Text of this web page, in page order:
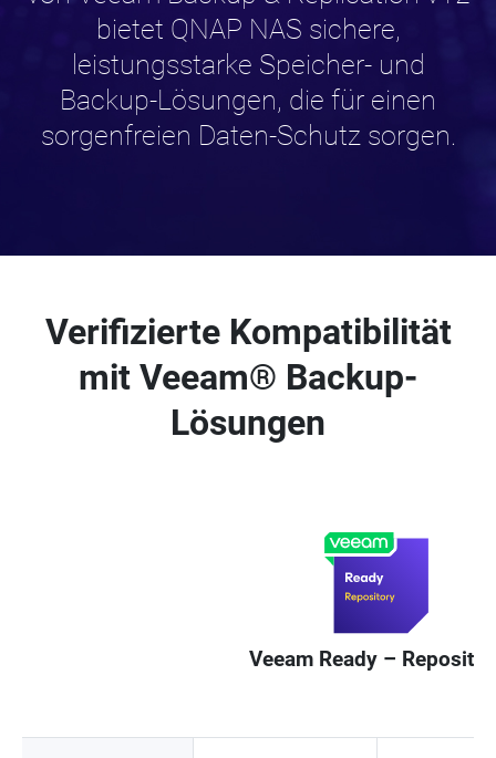
bietet QNAP NAS sichere,
leistungsstarke Speicher- und
Backup-Lösungen, die für einen
sorgenfreien Daten-Schutz sorgen.
Verifizierte Kompatibilität
mit Veeam® Backup-
Lösungen
Veeam Ready –